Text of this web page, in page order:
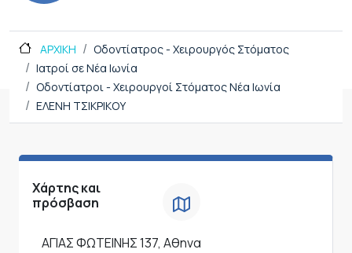
ΑΡΧΙΚΗ
Οδοντίατρος - Χειρουργός Στόματος
Ιατροί σε Νέα Ιωνία
Οδοντίατροι - Χειρουργοί Στόματος Νέα Ιωνία
ΕΛΕΝΗ ΤΣΙΚΡΙΚΟΥ
Χάρτης και
πρόσβαση
ΑΓΙΑΣ ΦΩΤΕΙΝΗΣ 137, Αθηνα